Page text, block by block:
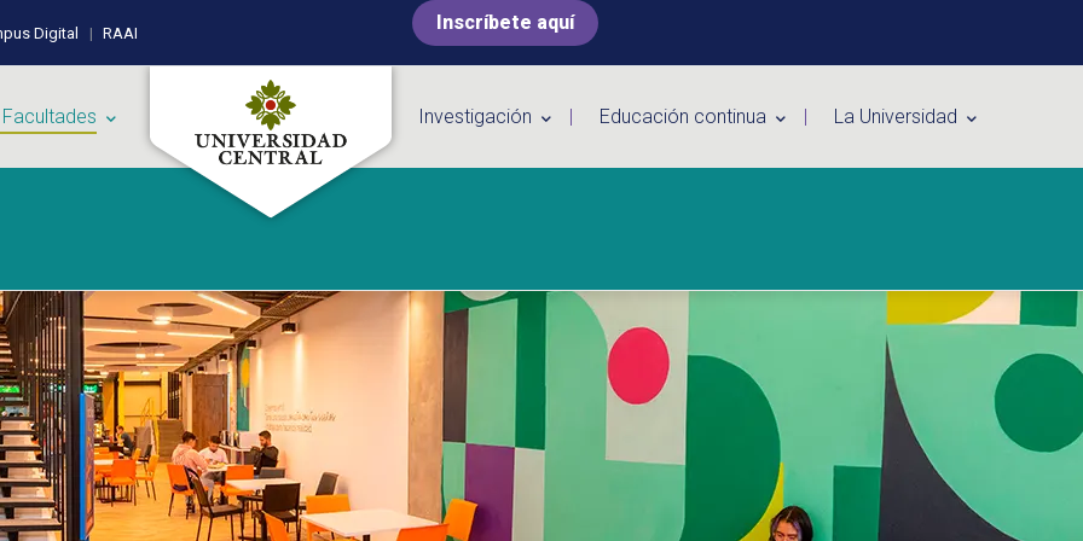
Digital RAAI Inscríbete aquí
Investigación Educación continua La Universidad